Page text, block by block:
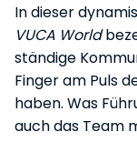
In dieser
VUCA World
ständige
Finger am Puls
haben. Was
auch das Team